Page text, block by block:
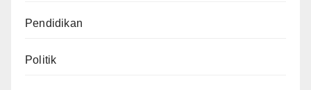
Pendidikan
Politik